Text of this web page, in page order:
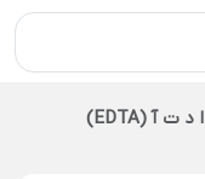
ا د ت آ (EDTA)